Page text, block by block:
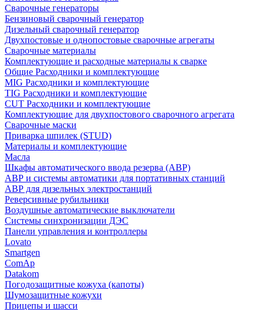
Сварочные генераторы
Бензиновый сварочный генератор
Дизельный сварочный генератор
Двухпостовые и однопостовые сварочные агрегаты
Сварочные материалы
Комплектующие и расходные материалы к сварке
Общие Расходники и комплектующие
MIG Расходники и комплектующие
TIG Расходники и комплектующие
CUT Расходники и комплектующие
Комплектующие для двухпостового сварочного агрегата
Сварочные маски
Приварка шпилек (STUD)
Материалы и комплектующие
Масла
Шкафы автоматического ввода резерва (АВР)
АВР и системы автоматики для портативных станций
АВР для дизельных электростанций
Реверсивные рубильники
Воздушные автоматические выключатели
Системы синхронизации ДЭС
Панели управления и контроллеры
Lovato
Smartgen
ComAp
Datakom
Погодозащитные кожуха (капоты)
Шумозащитные кожухи
Прицепы и шасси